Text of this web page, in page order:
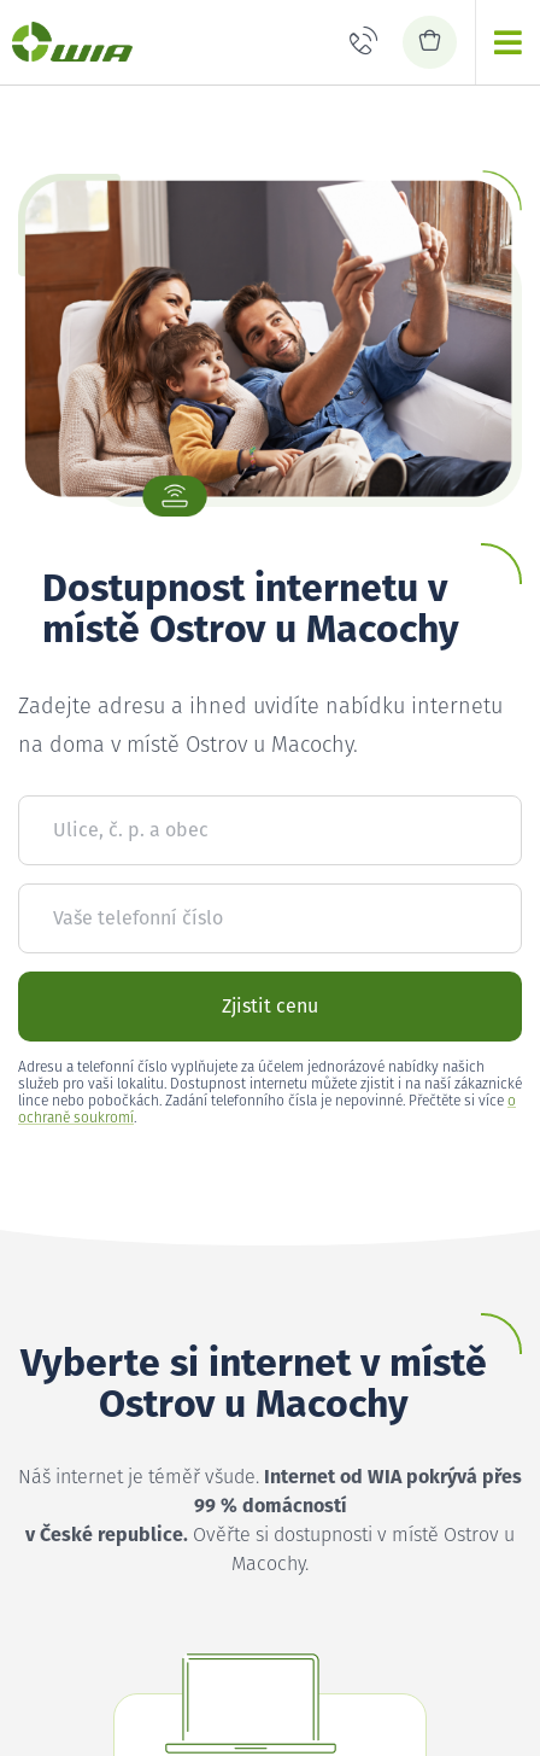
Dostupnost internetu v
místě Ostrov u Macochy
Zadejte adresu a ihned uvidíte nabídku internetu
na doma v místě Ostrov u Macochy.
Ulice, č. p. a obec
Vaše telefonní číslo
Zjistit cenu
Adresu a telefonní číslo vyplňujete za účelem jednorázové nabídky našich
služeb pro vaši lokalitu. Dostupnost internetu můžete zjistit i na naší zákaznické
lince nebo pobočkách. Zadání telefonního čísla je nepovinné. Přečtěte si více o
ochraně soukromí.
Vyberte si internet v místě
Ostrov u Macochy
Náš internet je téměř všude. Internet od WIA pokrývá přes
99 % domácností
v České republice. Ověřte si dostupnosti v místě Ostrov u
Macochy.